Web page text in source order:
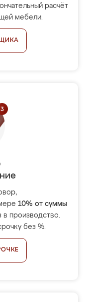
расчёт
мебели.
10% от суммы
в производство.
без %.